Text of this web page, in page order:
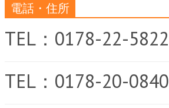
電話・住所
TEL：0178-22-5822
TEL：0178-20-0840